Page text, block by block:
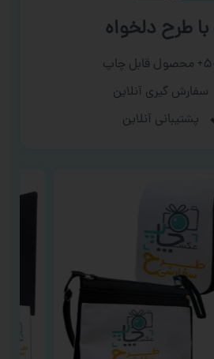
طرح دلخواه
قابل چاپ
سفارش گیری آنلاین
پشتیبانی آنلاین